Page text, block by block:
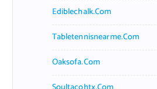
Ediblechalk.com
Tabletennisnearme.com
Oaksofa.com